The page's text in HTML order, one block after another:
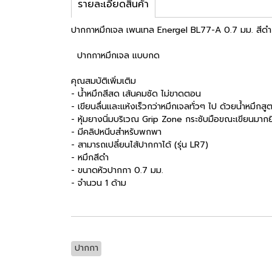
รายละเอียดสินค้า
ปากกาหมึกเจล เพนเทล Energel BL77-A 0.7 มม. สีดำ
ปากกาหมึกเจล แบบกด
คุณสมบัติเพิ่มเติม
- น้ำหมึกสีสด เส้นคมชัด ไม่ขาดตอน
- เขียนลื่นและแห้งเร็วกว่าหมึกเจลทั่วๆ ไป ด้วยน้ำหมึกสู
- หุ้มยางนิ่มบริเวณ Grip Zone กระชับมือขณะเขียนมาก
- มีคลิปหนีบสำหรับพกพา
- สามารถเปลี่ยนไส้ปากกาได้ (รุ่น LR7)
- หมึกสีดำ
- ขนาดหัวปากกา 0.7 มม.
- จำนวน 1 ด้าม
ปากกา